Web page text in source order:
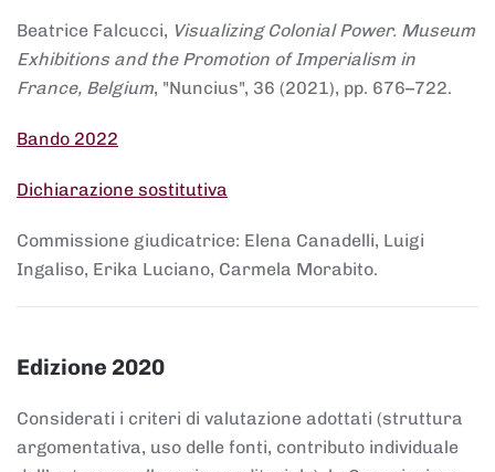
Beatrice Falcucci, Visualizing Colonial Power. Museum
Exhibitions and the Promotion of Imperialism in
France, Belgium, "Nuncius", 36 (2021), pp. 676–722.
Bando 2022
Dichiarazione sostitutiva
Commissione giudicatrice: Elena Canadelli, Luigi
Ingaliso, Erika Luciano, Carmela Morabito.
Edizione 2020
Considerati i criteri di valutazione adottati (struttura
argomentativa, uso delle fonti, contributo individuale